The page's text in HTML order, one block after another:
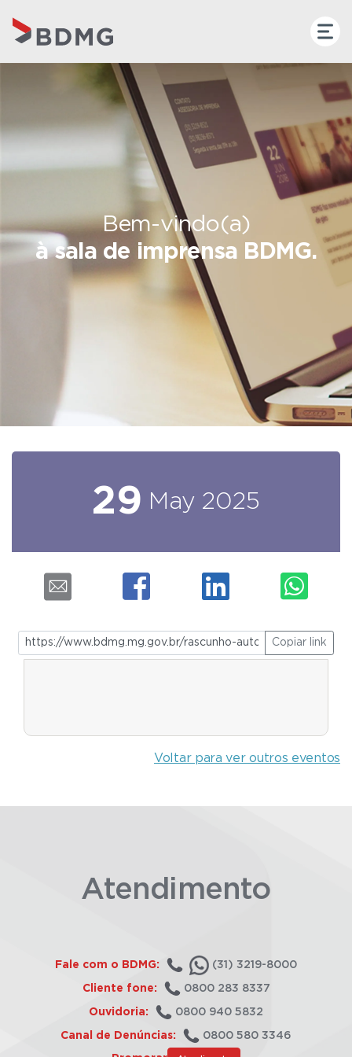
Bem-vindo(a)
à sala de imprensa BDMG.
29 May 2025
Copiar link
Voltar para ver outros eventos
Atendimento
Fale com o BDMG: (31) 3219-8000
Cliente fone: 0800 283 8337
Ouvidoria: 0800 940 5832
Canal de Denúncias: 0800 580 3346